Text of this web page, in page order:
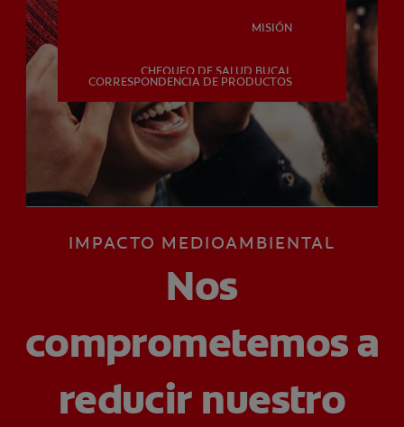
MISIÓN
CHEQUEO DE SALUD BUCAL
CORRESPONDENCIA DE PRODUCTOS
PARA PROFESIONALES
PY (ES)
SUSCRÍBASE
MISIÓN
CHEQUEO DE SALUD BUCAL
CORRESPONDENCIA DE PRODUCTOS
IMPACTO MEDIOAMBIENTAL
Nos
comprometemos a
reducir nuestro